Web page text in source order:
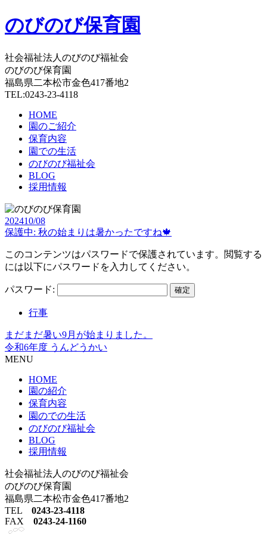
のびのび保育園
社会福祉法人のびのび福祉会
のびのび保育園
福島県二本松市金色417番地2
TEL:0243-23-4118
HOME
園のご紹介
保育内容
園での生活
のびのび福祉会
BLOG
採用情報
202410/08
保護中: 秋の始まりは暑かったですね🍁
このコンテンツはパスワードで保護されています。閲覧する
には以下にパスワードを入力してください。
パスワード:
行事
まだまだ暑い9月が始まりました。
令和6年度 うんどうかい
MENU
HOME
園の紹介
保育内容
園のでの生活
のびのび福祉会
BLOG
採用情報
社会福祉法人のびのび福祉会
のびのび保育園
福島県二本松市金色417番地2
TEL 0243-23-4118
FAX 0243-24-1160